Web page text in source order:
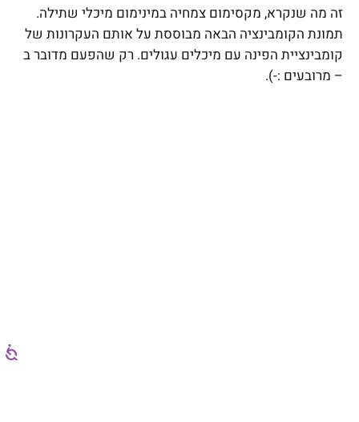
זה מה שנקרא, מקסימום צמחיה במינימום מיכלי שתילה.
תמונת הקומבינציה הבאה מבוססת על אותם העקרונות של
קומבינציית הפינה עם מיכלים עגולים. רק שהפעם מדובר ב
– מרובעים :-).